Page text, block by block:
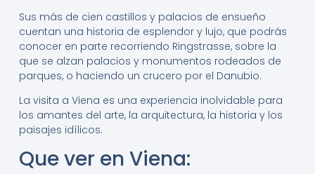
Sus más de cien castillos y palacios de ensueño
cuentan una historia de esplendor y lujo, que podrás
conocer en parte recorriendo Ringstrasse, sobre la
que se alzan palacios y monumentos rodeados de
parques, o haciendo un crucero por el Danubio.
La visita a Viena es una experiencia inolvidable para
los amantes del arte, la arquitectura, la historia y los
paisajes idílicos.
Que ver en Viena: